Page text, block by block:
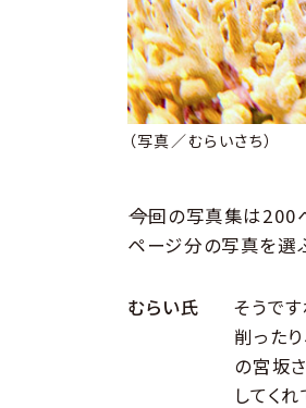
（写真／むらいさち）
――今回の写真集は
ページ分の写真を選
むらい氏
そうで
削った
の宮坂
してく